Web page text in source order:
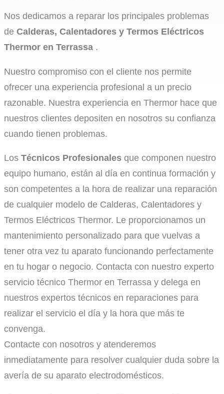
Nos dedicamos a reparar los principales problemas
de Calderas, Calentadores y Termos Eléctricos
Thermor en Terrassa .
Nuestro compromiso con el cliente nos permite
ofrecer una experiencia profesional a un precio
razonable. Nuestra experiencia en Thermor hace que
nuestros clientes depositen en nosotros su confianza
cuando tienen problemas.
Los Técnicos Profesionales que componen nuestro
equipo humano, están al día en continua formación y
son competentes a la hora de realizar una reparación
de cualquier modelo de Calderas, Calentadores y
Termos Eléctricos Thermor. Le proporcionamos un
mantenimiento personalizado para que vuelvas a
tener otra vez tu aparato funcionando perfectamente
en tu hogar o negocio. Contacta con nuestro experto
servicio técnico Thermor en Terrassa y delega en
nuestros expertos técnicos en reparaciones para
realizar el servicio el día y la hora que más te
convenga.
Contacte con nosotros y atenderemos
inmediatamente para resolver cualquier duda sobre la
avería de su aparato electrodomésticos.